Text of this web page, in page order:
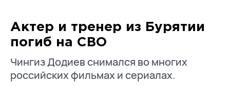
Актер и тренер из Бурятии
погиб на СВО
Чингиз Додиев снимался во многих
российских фильмах и сериалах.